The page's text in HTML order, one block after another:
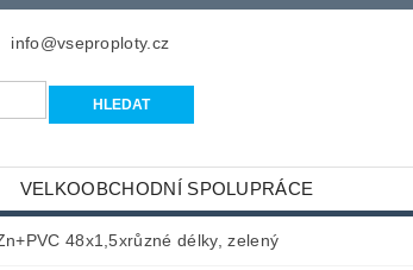
info@vseproploty.cz
VELKOOBCHODNÍ SPOLUPRÁCE
48x1,5xrůzné délky, zelený